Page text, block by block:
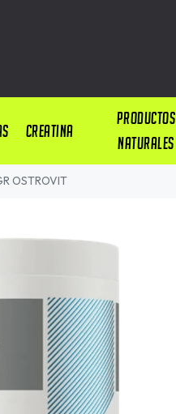
CREATINA
PRODUCTOS
NATURALES
OSTROVIT